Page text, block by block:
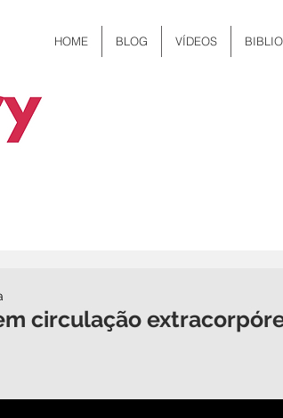
HOME BLOG VÍDEOS
circulação